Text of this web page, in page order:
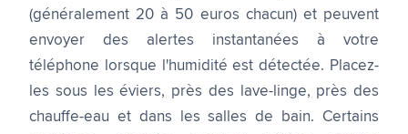
(généralement 20 à 50 euros chacun) et peuvent
envoyer des alertes instantanées à votre
téléphone lorsque l'humidité est détectée. Placez-
les sous les éviers, près des lave-linge, près des
chauffe-eau et dans les salles de bain. Certains